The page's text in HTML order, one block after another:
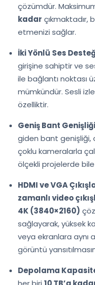
çözümdür.
kadar
etmenizi sağlar.
İki Yönlü Ses
girişine sahiptir ve
ile bağlantı noktası
mümkündür. Sesli
özelliktir.
Geniş Bant Genişliği
giden bant genişliği,
çoklu kameralarla
ölçekli projelerde bile
HDMI ve VGA
zamanlı video
4K (3840×2160)
sağlayarak, yüksek
veya ekranlara aynı
görüntü
Depolama